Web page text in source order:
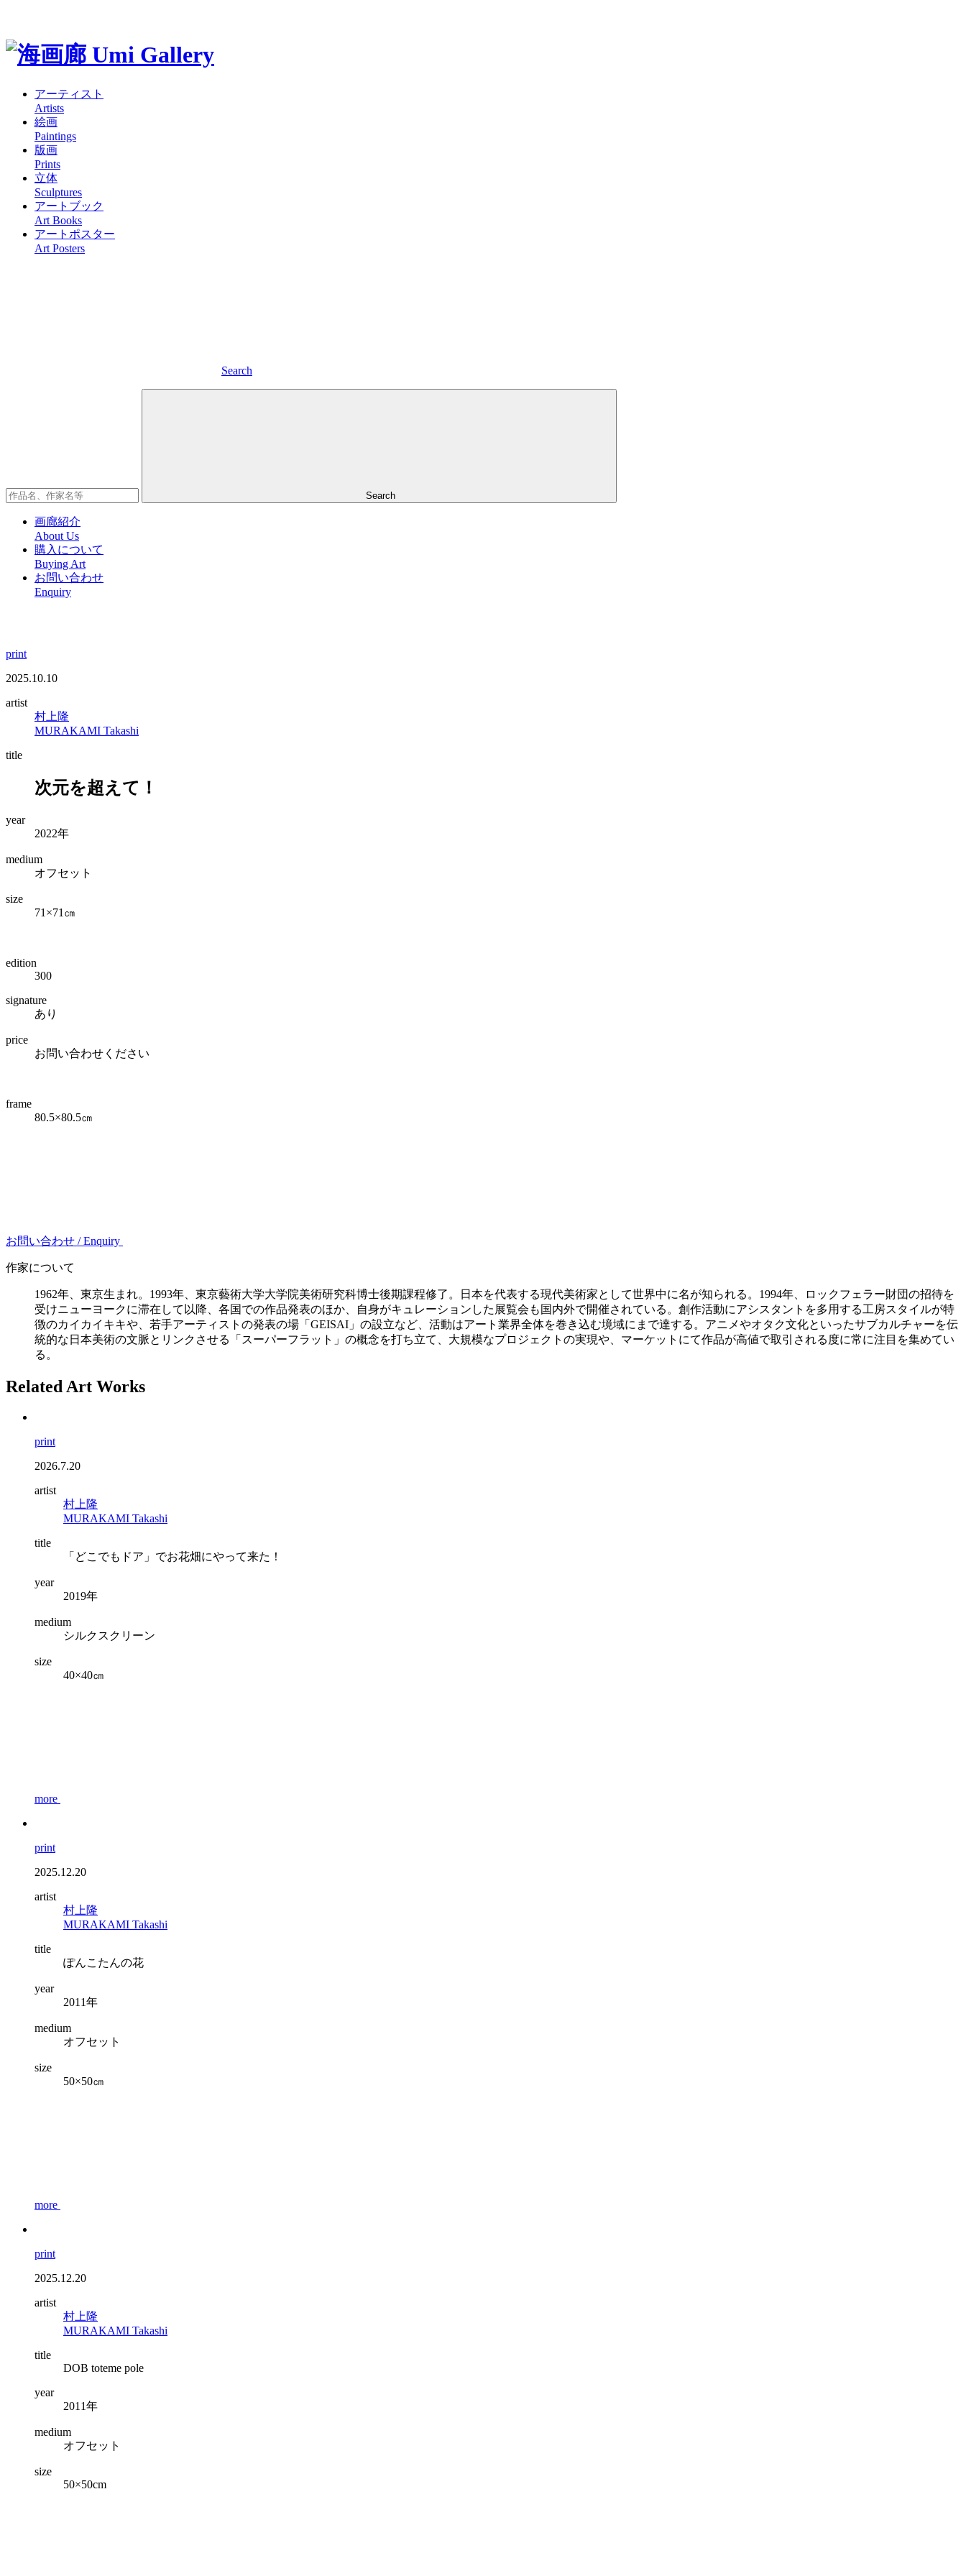
アーティスト
Artists
絵画
Paintings
版画
Prints
立体
Sculptures
アートブック
Art Books
アートポスター
Art Posters
Search
Search
画廊紹介
About Us
購入について
Buying Art
お問い合わせ
Enquiry
print
2025.10.10
artist
村上隆
MURAKAMI Takashi
title
次元を超えて！
year
2022年
medium
オフセット
size
71×71㎝
edition
300
signature
あり
price
お問い合わせください
frame
80.5×80.5㎝
お問い合わせ /Enquiry
作家について
1962年、東京生まれ。1993年、東京藝術大学大学院美術研究科博士後期課程修了。日本を代表する現代美術家として世界中に名が知られる。1994年、ロックフェラー財団の招待を
受けニューヨークに滞在して以降、各国での作品発表のほか、自身がキュレーションした展覧会も国内外で開催されている。創作活動にアシスタントを多用する工房スタイルが特
徴のカイカイキキや、若手アーティストの発表の場「GEISAI」の設立など、活動はアート業界全体を巻き込む境域にまで達する。アニメやオタク文化といったサブカルチャーを伝
統的な日本美術の文脈とリンクさせる「スーパーフラット」の概念を打ち立て、大規模なプロジェクトの実現や、マーケットにて作品が高値で取引される度に常に注目を集めてい
る。
Related Art Works
print
2026.7.20
artist
村上隆
MURAKAMI Takashi
title
「どこでもドア」でお花畑にやって来た！
year
2019年
medium
シルクスクリーン
size
40×40㎝
more
print
2025.12.20
artist
村上隆
MURAKAMI Takashi
title
ぽんこたんの花
year
2011年
medium
オフセット
size
50×50㎝
more
print
2025.12.20
artist
村上隆
MURAKAMI Takashi
title
DOB toteme pole
year
2011年
medium
オフセット
size
50×50cm